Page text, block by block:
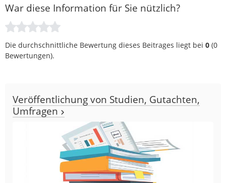
War diese Information für Sie nützlich?
Die durchschnittliche Bewertung dieses Beitrages liegt bei 0 (0
Bewertungen).
Veröffentlichung von Studien, Gutachten,
Umfragen